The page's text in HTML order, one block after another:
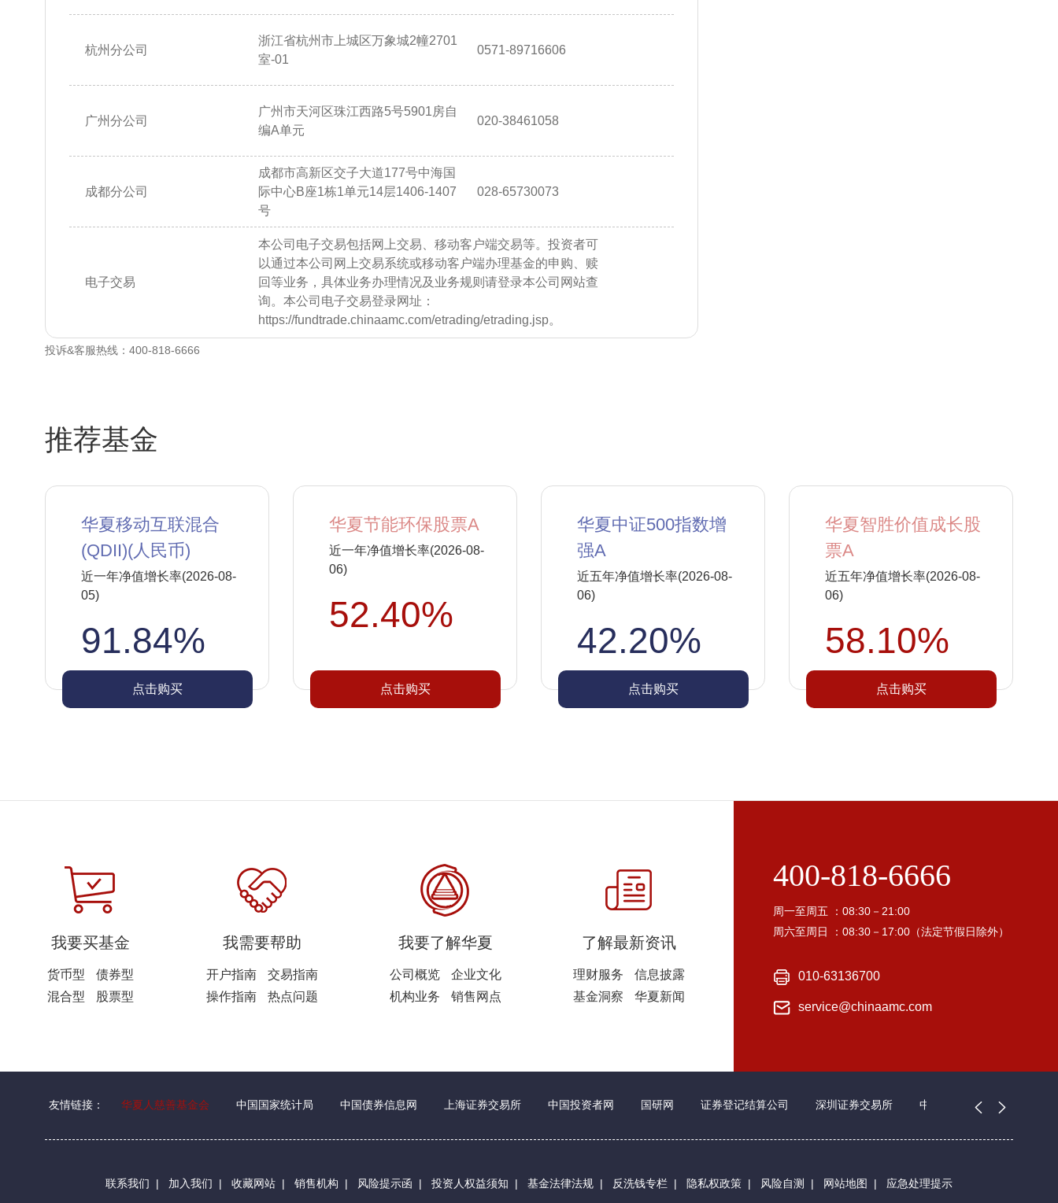
杭州分公司
浙江省杭州市上城区万象城2幢2701
室-01
0571-89716606
广州分公司
广州市天河区珠江西路5号5901房自
编A单元
020-38461058
成都分公司
成都市高新区交子大道177号中海国
际中心B座1栋1单元14层1406-1407
号
028-65730073
电子交易
本公司电子交易包括网上交易、移动客户端交易等。投资者可
以通过本公司网上交易系统或移动客户端办理基金的申购、赎
回等业务，具体业务办理情况及业务规则请登录本公司网站查
询。本公司电子交易登录网址：
https://fundtrade.chinaamc.com/etrading/etrading.jsp。
投诉&客服热线：400-818-6666
推荐基金
华夏移动互联混合
(QDII)(人民币)
近一年净值增长率(2026-08-
05)
91.84%
点击购买
华夏节能环保股票A
近一年净值增长率(2026-08-
06)
52.40%
点击购买
华夏中证500指数增
强A
近五年净值增长率(2026-08-
06)
42.20%
点击购买
华夏智胜价值成长股
票A
近五年净值增长率(2026-08-
06)
58.10%
点击购买
我要买基金
货币型
债券型
混合型
股票型
我需要帮助
开户指南
交易指南
操作指南
热点问题
我要了解华夏
公司概览
企业文化
机构业务
销售网点
了解最新资讯
理财服务
信息披露
基金洞察
华夏新闻
400-818-6666
周一至周五 ：08:30－21:00
周六至周日 ：08:30－17:00（法定节假日除外）
010-63136700
service@chinaamc.com
友情链接： 华夏人慈善基金会 中国国家统计局 中国债券信息网 上海证券交易所 中国投资者网 国研网 证券登记结算公司 深圳证券交易所 中国证券业协会
联系我们 | 加入我们 | 收藏网站 | 销售机构 | 风险提示函 | 投资人权益须知 | 基金法律法规 | 反洗钱专栏 | 隐私权政策 | 风险自测 | 网站地图 | 应急处理提示